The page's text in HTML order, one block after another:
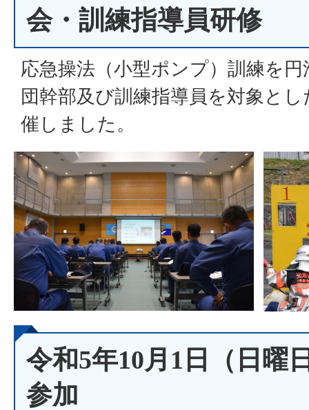
会・訓練指導員研修
応急操法（小型ポンプ）訓練を
団幹部及び訓練指導員を対象と
催しました。
令和5年10月1日（日曜
参加